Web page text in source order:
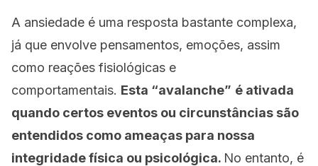
A ansiedade é uma resposta bastante complexa,
já que envolve pensamentos, emoções, assim
como reações fisiológicas e
comportamentais. Esta “avalanche” é ativada
quando certos eventos ou circunstâncias são
entendidos como ameaças para nossa
integridade física ou psicológica. No entanto, é